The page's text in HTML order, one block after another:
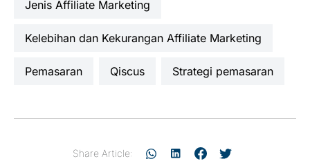
Jenis Affiliate Marketing
Kelebihan dan Kekurangan Affiliate Marketing
pemasaran Qiscus strategi pemasaran
Share Article: